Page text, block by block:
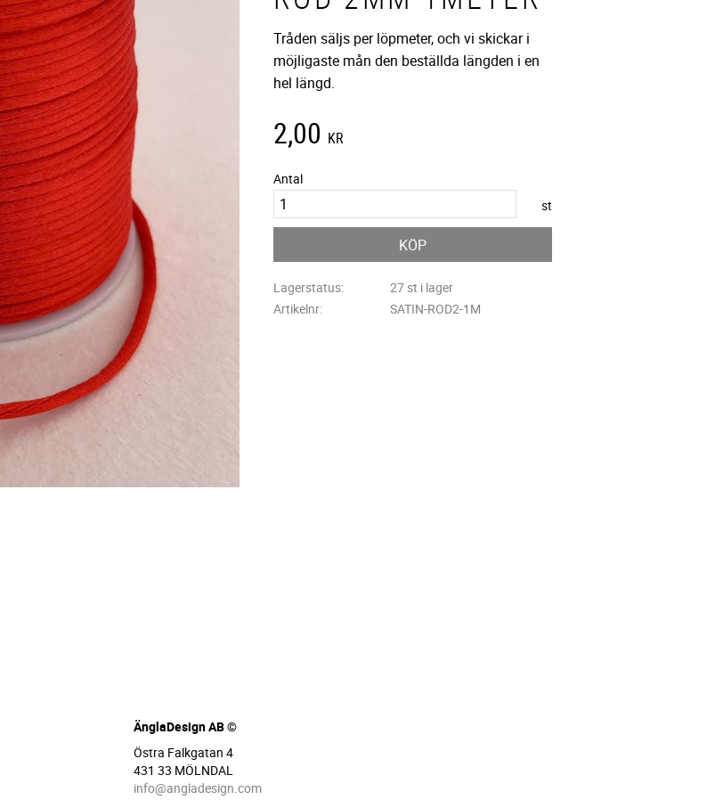
Tråden säljs per löpmeter, och vi skickar i
möjligaste mån den beställda längden i en
hel längd.
2,00 KR
Antal
st
KÖP
Lagerstatus
27 st i lager
Artikelnr
SATIN-ROD2-1M
ÄnglaDesign AB ©
Östra Falkgatan 4
431 33 MÖLNDAL
info@angladesign.com